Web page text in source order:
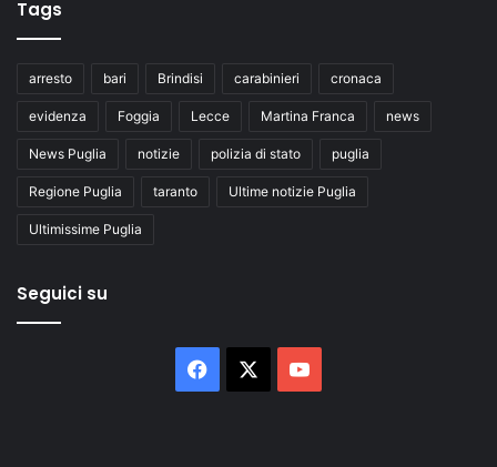
Tags
arresto bari Brindisi carabinieri cronaca
evidenza Foggia Lecce Martina Franca news
News Puglia notizie polizia di stato puglia
Regione Puglia taranto Ultime notizie Puglia
Ultimissime Puglia
Seguici su
Facebook